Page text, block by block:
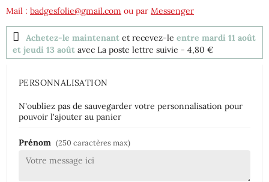
Mail : badgesfolie@gmail.com ou par Messenger
Achetez-le maintenant et recevez-le entre mardi 11 août
et jeudi 13 août avec La poste lettre suivie - 4,80 €
PERSONNALISATION
N'oubliez pas de sauvegarder votre personnalisation pour
pouvoir l'ajouter au panier
Prénom (250 caractères max)